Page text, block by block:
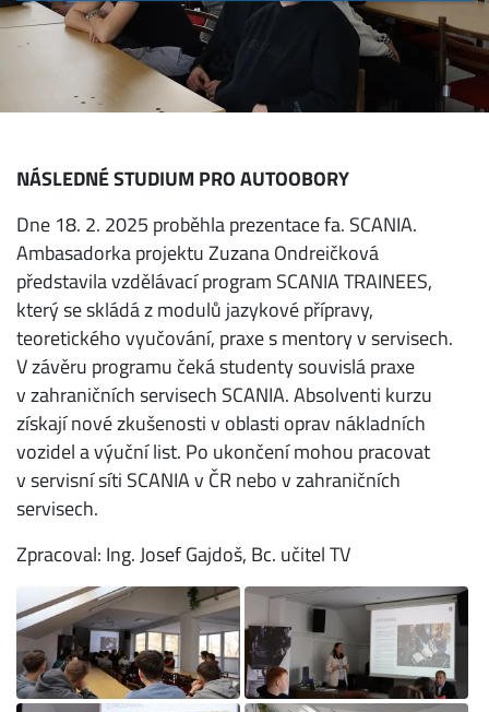
NÁSLEDNÉ STUDIUM PRO AUTOOBORY
Dne 18. 2. 2025 proběhla prezentace fa. SCANIA.
Ambasadorka projektu Zuzana Ondreičková
představila vzdělávací program SCANIA TRAINEES,
který se skládá z modulů jazykové přípravy,
teoretického vyučování, praxe s mentory v servisech.
V závěru programu čeká studenty souvislá praxe
v zahraničních servisech SCANIA. Absolventi kurzu
získají nové zkušenosti v oblasti oprav nákladních
vozidel a výuční list. Po ukončení mohou pracovat
v servisní síti SCANIA v ČR nebo v zahraničních
servisech.
Zpracoval: Ing. Josef Gajdoš, Bc. učitel TV